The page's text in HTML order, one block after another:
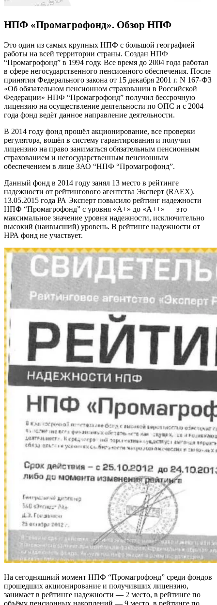
НПФ «Промагрофонд». Обзор НПФ
Это один из самых крупных НПФ с большой географией
работы на всей территории страны. Создан НПФ
“Промагрофонд” в 1994 году. Все время до 2004 года работал
в сфере негосударственного пенсионного обеспечения. После
принятия Федерального закона от 15 декабря 2001 г. N 167-ФЗ
«Об обязательном пенсионном страховании в Российской
Федерации» НПФ “Промагрофонд” получил бессрочную
лицензию на осуществление деятельности по ОПС и с 2004
года фонд ведёт данное направление деятельности.
В 2014 году фонд прошёл акционирование, все проверки
регулятора, вошёл в систему гарантирования и получил
лицензию на право заниматься обязательным пенсионным
страхованием и негосударственным пенсионным
обеспечением в лице ЗАО “НПФ “Промагрофонд”.
Данный фонд в 2014 году занял 13 место в рейтинге
надежности от рейтингового агентства Эксперт (RAEX).
13.05.2015 года РА Эксперт повысило рейтинг надежности
НПФ “Промагрофонд” с уровня «А+» до «А++» — это
максимальное значение уровня надежности, исключительно
высокий (наивысший) уровень. В рейтинге надежности от
НРА фонд не участвует.
На сегодняшний момент НПФ “Промагрофонд” среди фондов
прошедших акционирование и получивших лицензию,
занимает в рейтинге надежности — 2 место, в рейтинге по
объёму пенсионных накоплений — 9 место, в рейтинге по